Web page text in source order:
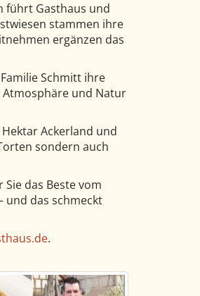
führt Gasthaus und
stammen ihre
ergänzen das
Schmitt ihre
Atmosphäre und Natur
Ackerland und
sondern auch
das Beste vom
und das schmeckt
.